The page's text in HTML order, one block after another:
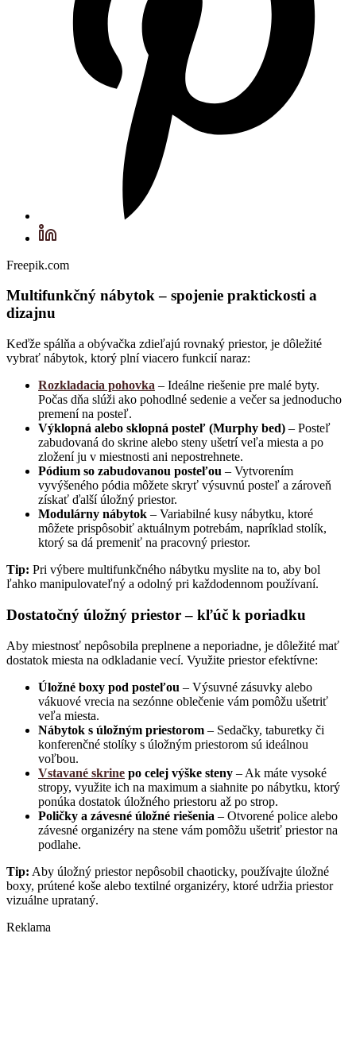
Freepik.com
Multifunkčný nábytok – spojenie praktickosti a
dizajnu
Keďže spálňa a obývačka zdieľajú rovnaký priestor, je dôležité
vybrať nábytok, ktorý plní viacero funkcií naraz:
Rozkladacia pohovka – Ideálne riešenie pre malé byty.
Počas dňa slúži ako pohodlné sedenie a večer sa jednoducho
premení na posteľ.
Výklopná alebo sklopná posteľ (Murphy bed) – Posteľ
zabudovaná do skrine alebo steny ušetrí veľa miesta a po
zložení ju v miestnosti ani nepostrehnete.
Pódium so zabudovanou posteľou – Vytvorením
vyvýšeného pódia môžete skryť výsuvnú posteľ a zároveň
získať ďalší úložný priestor.
Modulárny nábytok – Variabilné kusy nábytku, ktoré
môžete prispôsobiť aktuálnym potrebám, napríklad stolík,
ktorý sa dá premeniť na pracovný priestor.
Tip: Pri výbere multifunkčného nábytku myslite na to, aby bol
ľahko manipulovateľný a odolný pri každodennom používaní.
Dostatočný úložný priestor – kľúč k poriadku
Aby miestnosť nepôsobila preplnene a neporiadne, je dôležité mať
dostatok miesta na odkladanie vecí. Využite priestor efektívne:
Úložné boxy pod posteľou – Výsuvné zásuvky alebo
vákuové vrecia na sezónne oblečenie vám pomôžu ušetriť
veľa miesta.
Nábytok s úložným priestorom – Sedačky, taburetky či
konferenčné stolíky s úložným priestorom sú ideálnou
voľbou.
Vstavané skrine po celej výške steny – Ak máte vysoké
stropy, využite ich na maximum a siahnite po nábytku, ktorý
ponúka dostatok úložného priestoru až po strop.
Poličky a závesné úložné riešenia – Otvorené police alebo
závesné organizéry na stene vám pomôžu ušetriť priestor na
podlahe.
Tip: Aby úložný priestor nepôsobil chaoticky, používajte úložné
boxy, prútené koše alebo textilné organizéry, ktoré udržia priestor
vizuálne uprataný.
Reklama